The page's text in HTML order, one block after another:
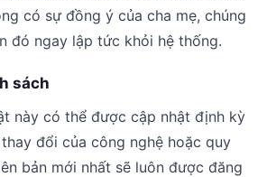
có sự đồng ý của cha mẹ, chúng
đó ngay lập tức khỏi hệ thống.
sách
này có thể được cập nhật định kỳ
đổi của công nghệ hoặc quy
bản mới nhất sẽ luôn được đăng